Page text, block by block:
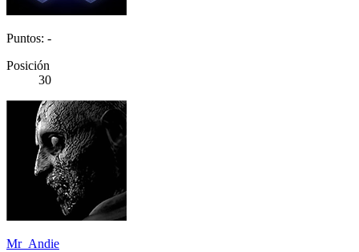
Puntos: -
Posición
30
Mr_Andie